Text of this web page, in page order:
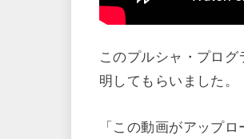
このプルシャ・プロ
明してもらいました。
「この動画がアップ